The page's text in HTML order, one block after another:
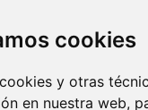
cookies
y otras
en nuestra web,